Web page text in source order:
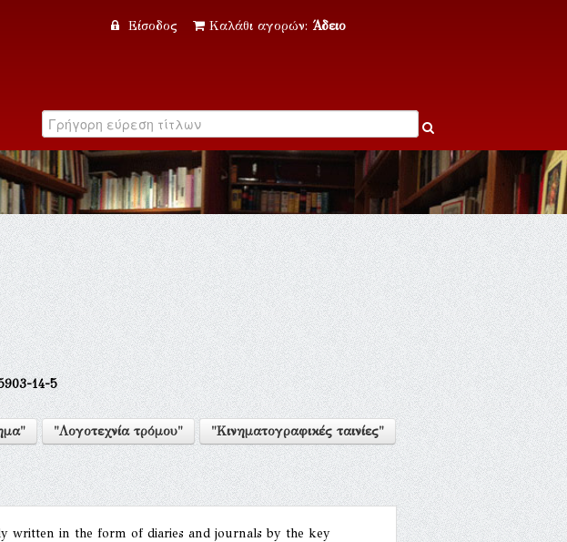
Είσοδος Καλάθι αγορών: Άδειο
14-5
"Λογοτεχνία τρόμου" "Κινηματογραφικές ταινίες"
written in the form of diaries and journals by the key